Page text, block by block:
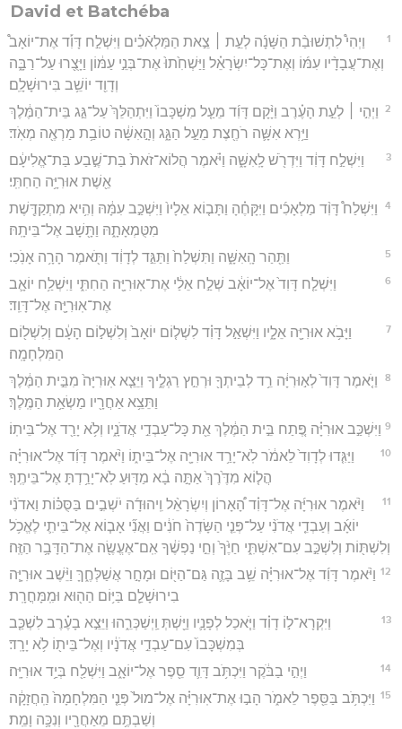
David et Batchéba
1
וַיְהִי֩ לִתְשׁוּבַ֨ת הַשָּׁנָ֜ה לְעֵ֣ת ׀ צֵ֣את הַמַּלְאֿכִ֗ים וַיִּשְׁלַ֣ח דָּוִ֡ד אֶת־יוֹאָב֩
וְאֶת־עֲבָדָ֨יו עִמּ֜וֹ וְאֶת־כָּל־יִשְׂרָאֵ֗ל וַיַּשְׁחִ֙תוּ֙ אֶת־בְּנֵ֣י עַמּ֔וֹן וַיָּצֻ֖רוּ עַל־רַבָּ֑ה
וְדָוִ֖ד יוֹשֵׁ֥ב בִּירוּשָׁלִָֽם׃
2
וַיְהִ֣י ׀ לְעֵ֣ת הָעֶ֗רֶב וַיָּ֨קָם דָּוִ֜ד מֵעַ֤ל מִשְׁכָּבוֹ֙ וַיִּתְהַלֵּךְ֙ עַל־גַּ֣ג בֵּית־הַמֶּ֔לֶךְ
וַיַּ֥רְא אִשָּׁ֛ה רֹחֶ֖צֶת מֵעַ֣ל הַגָּ֑ג וְהָ֣אִשָּׁ֔ה טוֹבַ֥ת מַרְאֶ֖ה מְאֹֽד׃
3
וַיִּשְׁלַ֣ח דָּוִ֔ד וַיִּדְרֹ֖שׁ לָֽאִשָּׁ֑ה וַיֹּ֗אמֶר הֲלוֹא־זֹאת֙ בַּת־שֶׁ֣בַע בַּת־אֱלִיעָ֔ם
אֵ֖שֶׁת אוּרִיָּ֥ה הַחִתִּֽי׃
4
וַיִּשְׁלַח֩ דָּוִ֨ד מַלְאָכִ֜ים וַיִּקָּחֶ֗הָ וַתָּב֤וֹא אֵלָיו֙ וַיִּשְׁכַּ֣ב עִמָּ֔הּ וְהִ֥יא מִתְקַדֶּ֖שֶׁת
מִטֻּמְאָתָ֑הּ וַתָּ֖שָׁב אֶל־בֵּיתָֽהּ׃
5 וַתַּ֖הַר הָֽאִשָּׁ֑ה וַתִּשְׁלַח֙ וַתַּגֵּ֣ד לְדָוִ֔ד וַתֹּ֖אמֶר הָרָ֥ה אָנֹֽכִי׃
6
וַיִּשְׁלַ֤ח דָּוִד֙ אֶל־יוֹאָ֔ב שְׁלַ֣ח אֵלַ֔י אֶת־אֽוּרִיָּ֖ה הַחִתִּ֑י וַיִּשְׁלַ֥ח יוֹאָ֛ב
אֶת־אֽוּרִיָּ֖ה אֶל־דָּוִֽד׃
7
וַיָּבֹ֥א אוּרִיָּ֖ה אֵלָ֑יו וַיִּשְׁאַ֣ל דָּוִ֗ד לִשְׁל֤וֹם יוֹאָב֙ וְלִשְׁל֣וֹם הָעָ֔ם וְלִשְׁל֖וֹם
הַמִּלְחָמָֽה׃
8
וַיֹּ֤אמֶר דָּוִד֙ לְא֣וּרִיָּ֔ה רֵ֥ד לְבֵיתְךָ֖ וּרְחַ֣ץ רַגְלֶ֑יךָ וַיֵּצֵ֤א אֽוּרִיָּה֙ מִבֵּ֣ית הַמֶּ֔לֶךְ
וַתֵּצֵ֥א אַחֲרָ֖יו מַשְׂאַ֥ת הַמֶּֽלֶךְ׃
9 וַיִּשְׁכַּ֣ב אוּרִיָּ֗ה פֶּ֚תַח בֵּ֣ית הַמֶּ֔לֶךְ אֵ֖ת כָּל־עַבְדֵ֣י אֲדֹנָ֑יו וְלֹ֥א יָרַ֖ד אֶל־בֵּיתֽוֹ׃
10
וַיַּגִּ֤דוּ לְדָוִד֙ לֵאמֹ֔ר לֹֽא־יָרַ֥ד אוּרִיָּ֖ה אֶל־בֵּית֑וֹ וַיֹּ֨אמֶר דָּוִ֜ד אֶל־אוּרִיָּ֗ה
הֲל֤וֹא מִדֶּ֙רֶךְ֙ אַתָּ֣ה בָ֔א מַדּ֖וּעַ לֹֽא־יָרַ֥דְתָּ אֶל־בֵּיתֶֽךָ׃
11
וַיֹּ֨אמֶר אוּרִיָּ֜ה אֶל־דָּוִ֗ד הָ֠אָרוֹן וְיִשְׂרָאֵ֨ל וִֽיהוּדָ֜ה יֹשְׁבִ֣ים בַּסֻּכּ֗וֹת וַאדֹנִ֨י
יוֹאָ֜ב וְעַבְדֵ֤י אֲדֹנִ֨י עַל־פְּנֵ֤י הַשָּׂדֶה֙ חֹנִ֔ים וַאֲנִ֞י אָב֧וֹא אֶל־בֵּיתִ֛י לֶאֱכֹ֥ל
וְלִשְׁתּ֖וֹת וְלִשְׁכַּ֣ב עִם־אִשְׁתִּ֑י חַיֶּ֙ךָ֙ וְחֵ֣י נַפְשֶׁ֔ךָ אִֽם־אֶעֱשֶׂ֖ה אֶת־הַדָּבָ֥ר הַזֶּֽה׃
12 וַיֹּ֨אמֶר דָּוִ֜ד אֶל־אוּרִיָּ֗ה שֵׁ֥ב בָּזֶ֛ה גַּם־הַיּ֖וֹם וּמָחָ֣ר אֲשַׁלְּחֶ֑ךָּ וַיֵּ֨שֶׁב אוּרִיָּ֧ה
בִירוּשָׁלִַ֛ם בַּיּ֥וֹם הַה֖וּא וּמִֽמָּחֳרָֽת׃
13
וַיִּקְרָא־ל֣וֹ דָוִ֗ד וַיֹּ֧אכַל לְפָנָ֛יו וַיֵּ֖שְׁתְּ וַֽיְשַׁכְּרֵ֑הוּ וַיֵּצֵ֣א בָעֶ֗רֶב לִשְׁכַּ֤ב
בְּמִשְׁכָּבוֹ֙ עִם־עַבְדֵ֣י אֲדֹנָ֔יו וְאֶל־בֵּית֖וֹ לֹ֥א יָרָֽד׃
14 וַיְהִ֣י בַבֹּ֔קֶר וַיִּכְתֹּ֥ב דָּוִ֛ד סֵ֖פֶר אֶל־יוֹאָ֑ב וַיִּשְׁלַ֖ח בְּיַ֥ד אוּרִיָּֽה׃
15 וַיִּכְתֹּ֥ב בַּסֵּ֖פֶר לֵאמֹ֑ר הָב֣וּ אֶת־אֽוּרִיָּ֗ה אֶל־מוּל֙ פְּנֵ֤י הַמִּלְחָמָה֙ הַֽחֲזָקָ֔ה
וְשַׁבְתֶּ֥ם מֵאַחֲרָ֖יו וְנִכָּ֥ה וָמֵֽת׃